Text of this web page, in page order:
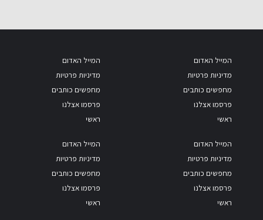
המייל האדום
מדיניות פרטיות
מחפשים כותבים
פרסמו אצלנו
ראשי
המייל האדום
מדיניות פרטיות
מחפשים כותבים
פרסמו אצלנו
ראשי
המייל האדום
מדיניות פרטיות
מחפשים כותבים
פרסמו אצלנו
ראשי
המייל האדום
מדיניות פרטיות
מחפשים כותבים
פרסמו אצלנו
ראשי